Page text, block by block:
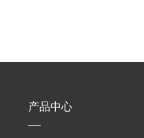
产品中心